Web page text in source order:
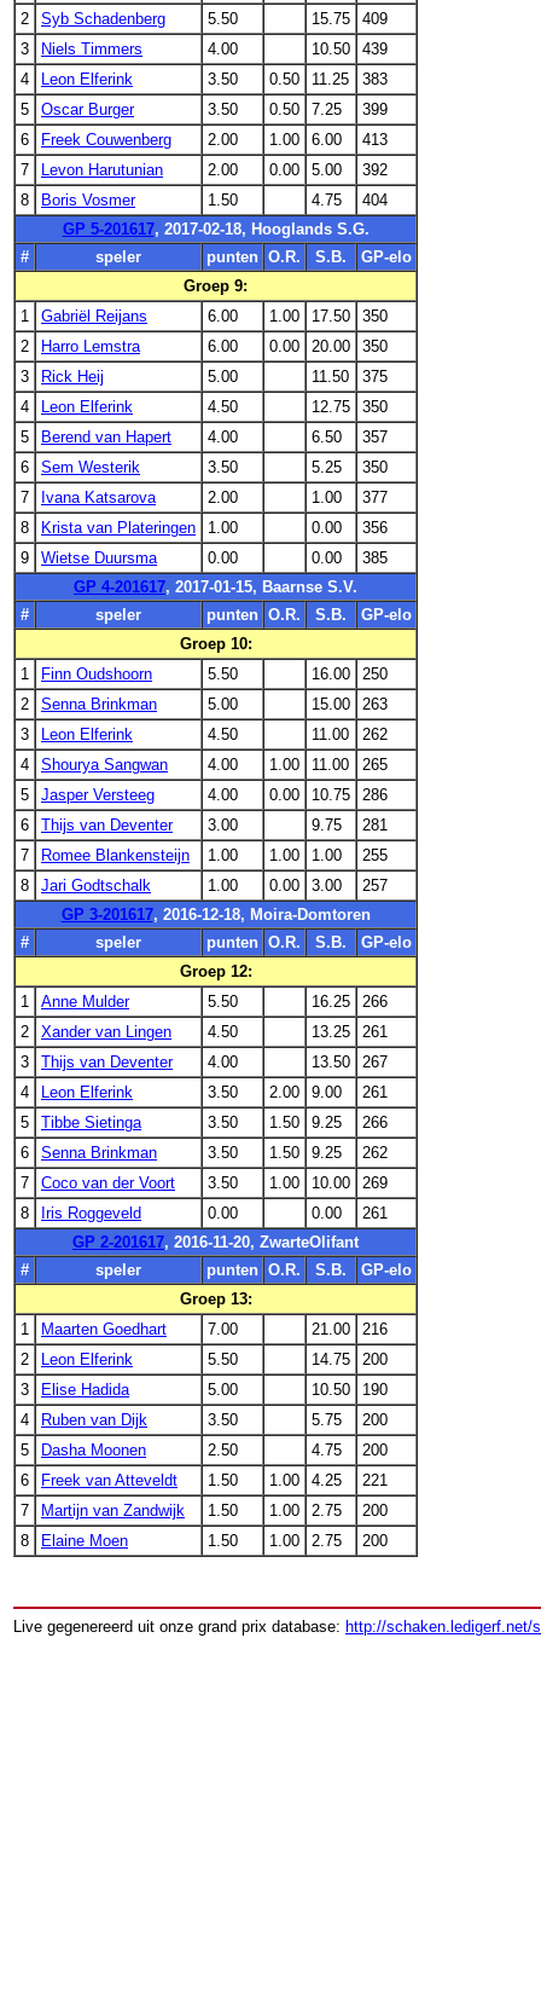
2
Syb Schadenberg 5.50 15.75
409
3
Niels Timmers 4.00 10.50
439
4
Leon Elferink 3.50 0.50 11.25
383
5
Oscar Burger 3.50 0.50 7.25
399
6
Freek Couwenberg 2.00 1.00 6.00
413
7
Levon Harutunian 2.00 0.00 5.00
392
8
Boris Vosmer 1.50 4.75
404
GP 5-201617, 2017-02-18, Hooglands S.G.
#
speler punten O.R. S.B.
GP-elo
Groep 9:
1
Gabriël Reijans 6.00 1.00 17.50
350
2
Harro Lemstra 6.00 0.00 20.00
350
3
Rick Heij 5.00 11.50
375
4
Leon Elferink 4.50 12.75
350
5
Berend van Hapert 4.00 6.50
357
6
Sem Westerik 3.50 5.25
350
7
Ivana Katsarova 2.00 1.00
377
8
Krista van Plateringen 1.00 0.00
356
9
Wietse Duursma 0.00 0.00
385
GP 4-201617, 2017-01-15, Baarnse S.V.
#
speler punten O.R. S.B.
GP-elo
Groep 10:
1
Finn Oudshoorn 5.50 16.00
250
2
Senna Brinkman 5.00 15.00
263
3
Leon Elferink 4.50 11.00
262
4
Shourya Sangwan 4.00 1.00 11.00
265
5
Jasper Versteeg 4.00 0.00 10.75
286
6
Thijs van Deventer 3.00 9.75
281
7
Romee Blankensteijn 1.00 1.00 1.00
255
8
Jari Godtschalk 1.00 0.00 3.00
257
GP 3-201617, 2016-12-18, Moira-Domtoren
#
speler punten O.R. S.B.
GP-elo
Groep 12:
1
Anne Mulder 5.50 16.25
266
2
Xander van Lingen 4.50 13.25
261
3
Thijs van Deventer 4.00 13.50
267
4
Leon Elferink 3.50 2.00 9.00
261
5
Tibbe Sietinga 3.50 1.50 9.25
266
6
Senna Brinkman 3.50 1.50 9.25
262
7
Coco van der Voort 3.50 1.00 10.00
269
8
Iris Roggeveld 0.00 0.00
261
GP 2-201617, 2016-11-20, ZwarteOlifant
#
speler punten O.R. S.B.
GP-elo
Groep 13:
1
Maarten Goedhart 7.00 21.00
216
2
Leon Elferink 5.50 14.75
200
3
Elise Hadida 5.00 10.50
190
4
Ruben van Dijk 3.50 5.75
200
5
Dasha Moonen 2.50 4.75
200
6
Freek van Atteveldt 1.50 1.00 4.25
221
7
Martijn van Zandwijk 1.50 1.00 2.75
200
8
Elaine Moen 1.50 1.00 2.75 200
Live gegenereerd uit onze grand prix database: http://schaken.ledigerf.net/